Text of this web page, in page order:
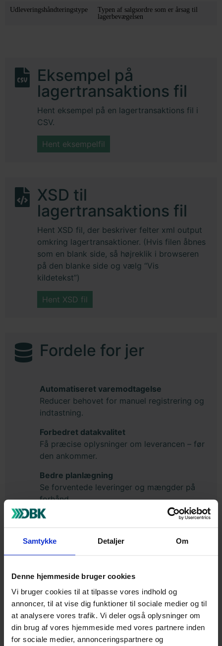
Samtykke Detaljer Om
Denne hjemmeside bruger cookies
Vi bruger cookies til at tilpasse vores indhold og
annoncer, til at vise dig funktioner til sociale medier og til
at analysere vores trafik. Vi deler også oplysninger om
din brug af vores hjemmeside med vores partnere inden
for sociale medier, annonceringspartnere og
Udleveringshåndteringstype
Typen af salgsordre som er årsag til
lagerbevægelsen
Eksempel på
lagertransaktions fil
Hent eksempel på en lagertransaktions fil i
CSV.
Hent eksempelfil
XSD til
lagertransaktions fil
Hent XSD fil, der beskriver felter xml output
omkring lagertransaktioner. (Hvis filen åbnes
som en blank side, så højreklik i browseren
på den blanke side og vælg “Vis
kildetekst”)
Hent XSD fil
Fordele for jer
Automatiseret varemodtagelse
Reducer behovet for manuel registrering og
indtastning.
Forbedret datakvalitet
Få præcise oplysninger om leverancen – før
den ankommer.
Bedre planlægning
Se forventede leveringer og mængder på
forhånd.
Fuldt sporbarhedsniveau
Få komplet overblik over leverancer via
trackingnumre.
oplysninger, om leverancen. Se XML-
XML-dokumentation